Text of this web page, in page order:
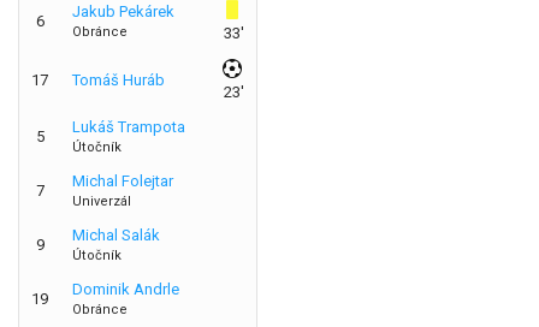
6
Jakub Pekárek
Obránce 33'
17 Tomáš Huráb
23'
5
Lukáš Trampota
Útočník
7
Michal Folejtar
Univerzál
9
Michal Salák
Útočník
19
Dominik Andrle
Obránce